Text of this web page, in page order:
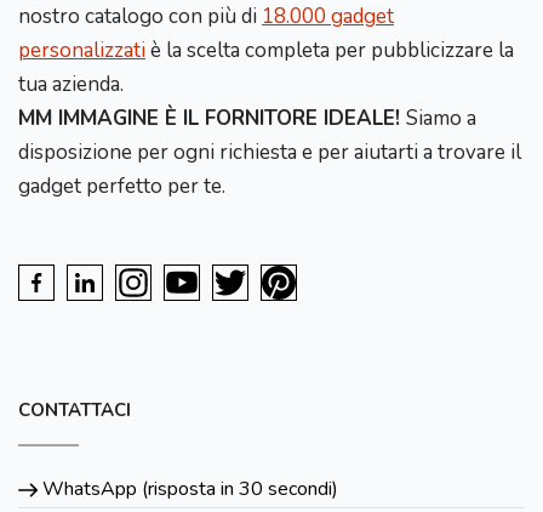
nostro catalogo con più di 18.000 gadget
personalizzatiè la scelta completa per pubblicizzare la
tua azienda.
MM IMMAGINE È IL FORNITORE IDEALE! Siamo a
disposizione per ogni richiesta e per aiutarti a trovare il
gadget perfetto per te.
CONTATTACI
WhatsApp (risposta in 30 secondi)